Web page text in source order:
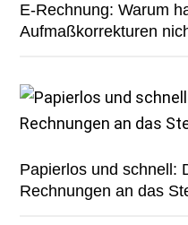
E-Rechnung: Warum
Aufmaßkorrekturen
Papierlos und schnell:
Rechnungen an das